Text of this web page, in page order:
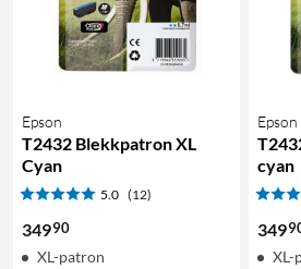
Epson
T2432 Blekkpatron XL
Cyan
5.0 (12)
34990
XL-patron
Epson
cyan
349
XL-